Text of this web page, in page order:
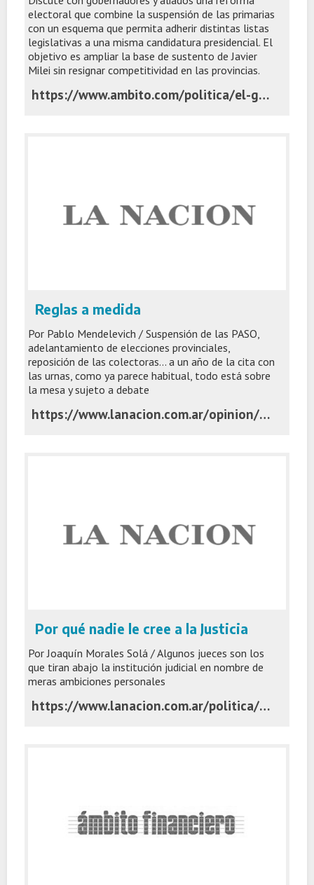
electoral que combine la suspensión de las primarias
con un esquema que permita adherir distintas listas
legislativas a una misma candidatura presidencial. El
objetivo es ampliar la base de sustento de Javier
Milei sin resignar competitividad en las provincias.
https://www.ambito.com/politica/el-gobierno-afina-su-proyecto-colectoras-y-negocia-los-gobernadores-n6296768
Reglas a medida
Por Pablo Mendelevich / Suspensión de las PASO,
adelantamiento de elecciones provinciales,
reposición de las colectoras... a un año de la cita con
las urnas, como ya parece habitual, todo está sobre
la mesa y sujeto a debate
https://www.lanacion.com.ar/opinion/reglas-a-medida-nid08072026/
Por qué nadie le cree a la Justicia
Por Joaquín Morales Solá / Algunos jueces son los
que tiran abajo la institución judicial en nombre de
meras ambiciones personales
https://www.lanacion.com.ar/politica/por-que-nadie-le-cree-a-la-justicia-nid07072026/